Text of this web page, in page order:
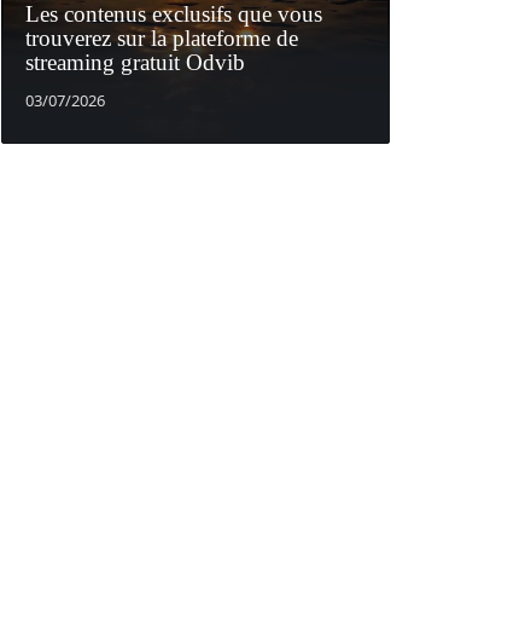
Les contenus exclusifs que vous
trouverez sur la plateforme de
streaming gratuit Odvib
03/07/2026